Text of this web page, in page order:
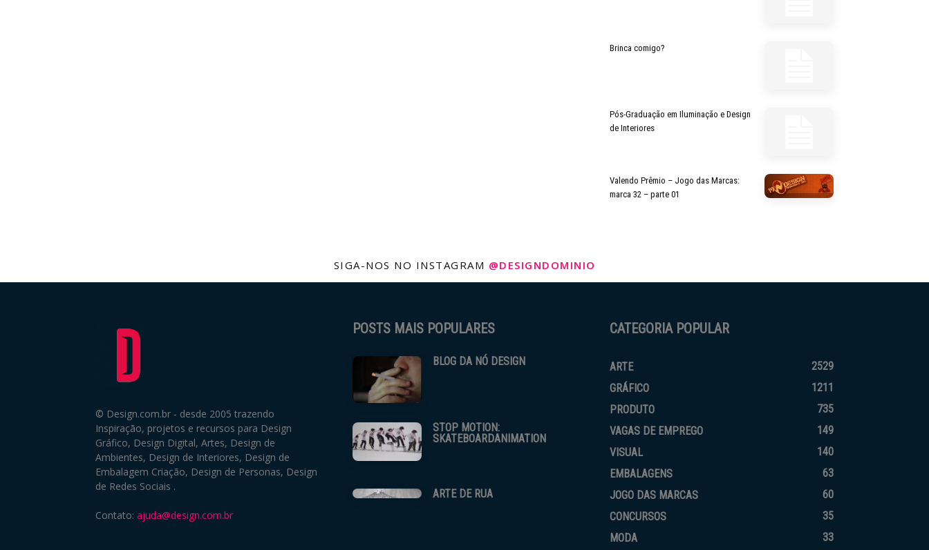
Brinca comigo?
Pós-Graduação em Iluminação e Design
de Interiores
Valendo Prêmio – Jogo das Marcas:
marca 32 – parte 01
SIGA-NOS NO INSTAGRAM @DESIGNDOMINIO
© Design.com.br - desde 2005 trazendo
Inspiração, projetos e recursos para Design
Gráfico, Design Digital, Artes, Design de
Ambientes, Design de Interiores, Design de
Embalagem Criação, Design de Personas, Design
de Redes Sociais .
Contato: ajuda@design.com.br
POSTS MAIS POPULARES
BLOG DA NÓ DESIGN
STOP MOTION:
SKATEBOARDANIMATION
ARTE DE RUA
CATEGORIA POPULAR
ARTE
2529
GRÁFICO
1211
PRODUTO
735
VAGAS DE EMPREGO
149
VISUAL
140
EMBALAGENS
63
JOGO DAS MARCAS
60
CONCURSOS
35
MODA
33